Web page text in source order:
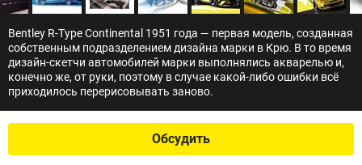
Bentley R-Type Continental 1951 года — первая модель, созданная
собственным подразделением дизайна марки в Крю. В то время
дизайн-скетчи автомобилей марки выполнялись акварелью и,
конечно же, от руки, поэтому в случае какой-либо ошибки всё
приходилось перерисовывать заново.
Обсудить